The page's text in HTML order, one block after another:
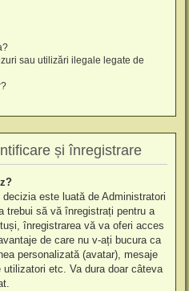
sau utilizări ilegale legate de
și înregistrare
este luată de Administratori
trebui să vă înregistrați pentru a
înregistrarea vă va oferi acces
de care nu v-ați bucura ca
personalizată (avatar), mesaje
etc. Va dura doar câteva